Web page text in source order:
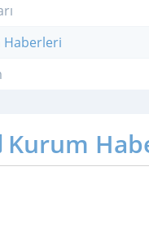
Haberleri
Kurum